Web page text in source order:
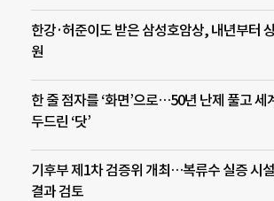
한강·허준이도 받은 삼성호암상, 내년부터
원
한 줄 점자를 ‘화면’으로…50년 난제 풀고 세
두드린 ‘닷’
기후부 제1차 검증위 개최…복류수 실증 시
결과 검토